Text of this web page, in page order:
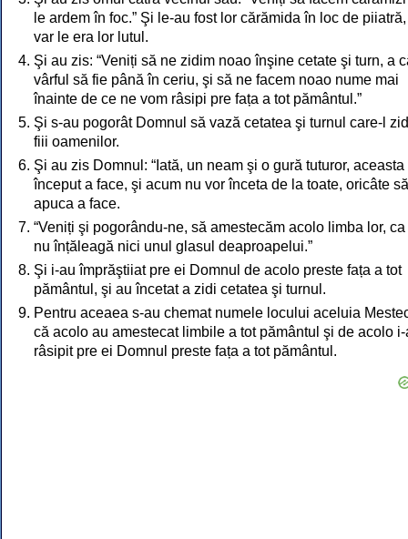
le ardem în foc.” Şi le-au fost lor cărămida în loc de
var le era lor lutul.
Şi au zis: “Veniți să ne zidim noao înşine cetate şi turn, a
vârful să fie până în ceriu, şi să ne facem noao nume mai
înainte de ce ne vom râsipi pre fața a tot pământul.”
Şi s-au pogorât Domnul să vază cetatea şi turnul care-l
fiii oamenilor.
Şi au zis Domnul: “Iată, un neam şi o gură tuturor, aceasta
început a face, şi acum nu vor înceta de la toate, oricâte
apuca a face.
“Veniți şi pogorându-ne, să amestecăm acolo limba lor, ca
nu înțăleagă nici unul glasul deaproapelui.”
Şi i-au împrăştiiat pre ei Domnul de acolo preste fața a tot
pământul, şi au încetat a zidi cetatea şi turnul.
Pentru aceaea s-au chemat numele locului aceluia
că acolo au amestecat limbile a tot pământul şi de acolo
râsipit pre ei Domnul preste fața a tot pământul.